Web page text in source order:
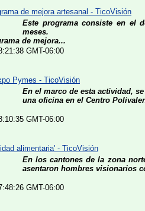
de mejora artesanal - TicoVisión
Este programa consiste en el
meses.
de mejora...
GMT-06:00
Pymes - TicoVisión
En el marco de esta actividad,
una oficina en el Centro
GMT-06:00
alimentaria' - TicoVisión
En los cantones de la zona
asentaron hombres visionarios
GMT-06:00